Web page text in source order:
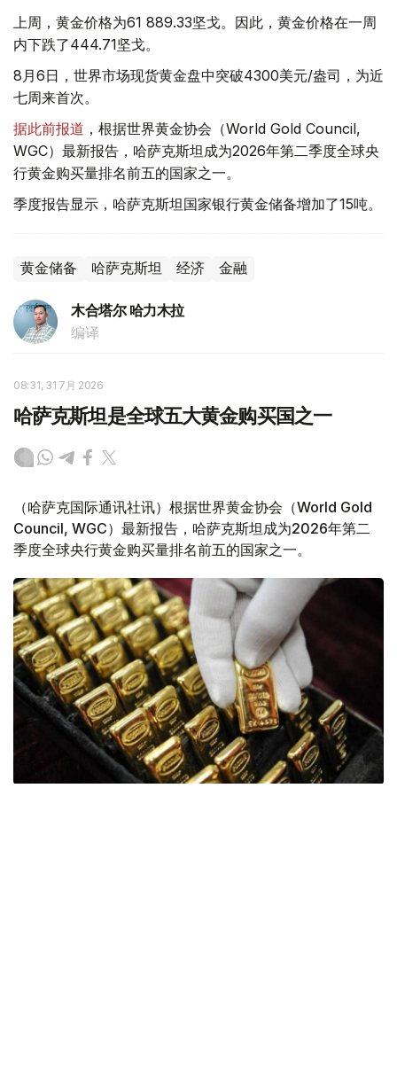
上周，黄金价格为61 889.33坚戈。因此，黄金价格在一周
内下跌了444.71坚戈。
8月6日，世界市场现货黄金盘中突破4300美元/盎司，为近
七周来首次。
据此前报道 ，根据世界黄金协会（World Gold Council,
WGC）最新报告，哈萨克斯坦成为2026年第二季度全球央
行黄金购买量排名前五的国家之一。
季度报告显示，哈萨克斯坦国家银行黄金储备增加了15吨。
黄金储备 哈萨克斯坦 经济 金融
木合塔尔 哈力木拉
编译
08:31, 31 7月 2026
哈萨克斯坦是全球五大黄金购买国之一
（哈萨克国际通讯社讯）根据世界黄金协会（World Gold
Council, WGC）最新报告，哈萨克斯坦成为2026年第二
季度全球央行黄金购买量排名前五的国家之一。